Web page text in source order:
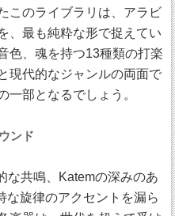
このライブラリは、アラビ
、最も純粋な形で捉えてい
色、魂を持つ13種類の打楽
現代的なジャンルの両面で
一部となるでしょう。
ンド
な共鳴、Katemの深みのあ
な旋律のアクセントを漏ら